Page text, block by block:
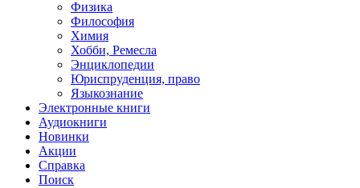
Физика
Философия
Химия
Хобби, Ремесла
Энциклопедии
Юриспруденция, право
Языкознание
Электронные книги
Аудиокниги
Новинки
Акции
Справка
Поиск